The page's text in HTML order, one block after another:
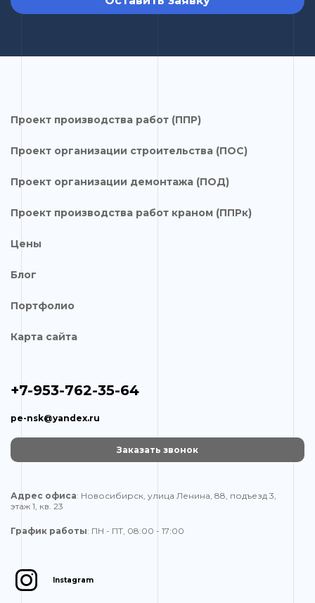
Проект производства работ (ППР)
Проект организации строительства (ПОС)
Проект организации демонтажа (ПОД)
Проект производства работ краном (ППРк)
Цены
Блог
Портфолио
Карта сайта
+7-953-762-35-64
pe-nsk@yandex.ru
Заказать звонок
Адрес офиса: Новосибирск, улица Ленина, 88, подъезд 3,
этаж 1, кв. 23
График работы: ПН - ПТ, 08:00 - 17:00
Instagram